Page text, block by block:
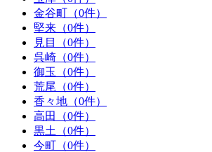
金谷町（0件）
堅来（0件）
見目（0件）
呉崎（0件）
御玉（0件）
荒尾（0件）
香々地（0件）
高田（0件）
黒土（0件）
今町（0件）